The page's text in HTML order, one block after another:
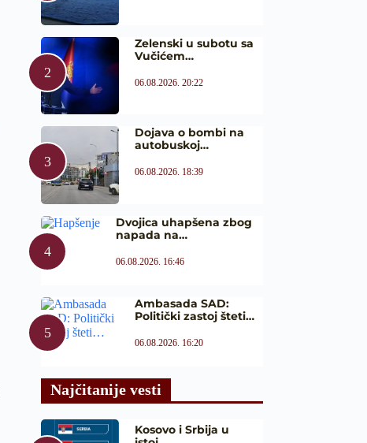
Zelenski u subotu sa
Vučićem…
06.08.2026. 20:22
Dojava o bombi na
autobuskoj…
06.08.2026. 18:39
Dvojica uhapšena zbog
napada na…
06.08.2026. 16:46
Ambasada SAD:
Politički zastoj šteti…
06.08.2026. 16:20
Najčitanije vesti
Kosovo i Srbija u